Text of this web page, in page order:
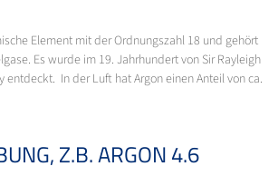
Element mit der Ordnungszahl 18 und gehört
Es wurde im 19. Jahrhundert von Sir Rayleigh
entdeckt. In der Luft hat Argon einen Anteil von ca.
Z.B. ARGON 4.6